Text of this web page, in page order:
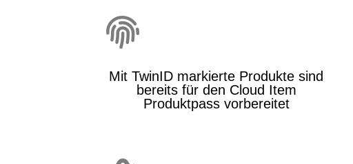

Mit TwinID markierte Produkte sind
bereits für den Cloud Item
Produktpass vorbereitet